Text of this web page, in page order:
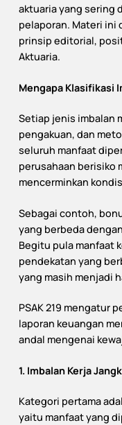
aktuaria yang sering
pelaporan. Materi ini
prinsip editorial,
Aktuaria.
Mengapa Klasifikasi
Setiap jenis imbalan
pengakuan, dan
seluruh manfaat
perusahaan berisiko
mencerminkan
Sebagai contoh,
yang berbeda
Begitu pula manfaat
pendekatan yang
yang masih menjadi
PSAK 219 mengatur
laporan keuangan
andal mengenai
1. Imbalan Kerja
Kategori pertama
yaitu manfaat yang